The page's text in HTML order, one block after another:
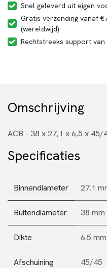
Snel geleverd uit eigen
Gratis verzending vanaf
(wereldwijd)
Rechtstreeks support van
Omschrijving
ACB - 38 x 27,1 x 6,5 x 45/
Specificaties
Binnendiameter 27.1
Buitendiameter 38 mm
Dikte 6.5 mm
Afschuining 45/45